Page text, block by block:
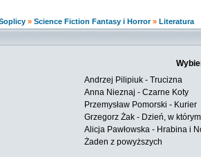
» Science Fiction Fantasy i Horror» Literatura
Andrzej Pilipiuk - Trucizna
Anna Nieznaj - Czarne Koty
Przemysław Pomorski - Kurier
Grzegorz Żak - Dzień, w
Alicja Pawłowska - Hrabina i
Żaden z powyższych